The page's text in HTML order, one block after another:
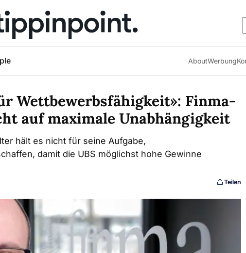
AboutWerbung
Wettbewerbsfähigkeit»: Finma-
auf maximale Unabhängigkeit
hält es nicht für seine Aufgabe,
damit die UBS möglichst hohe Gewinne
Teilen